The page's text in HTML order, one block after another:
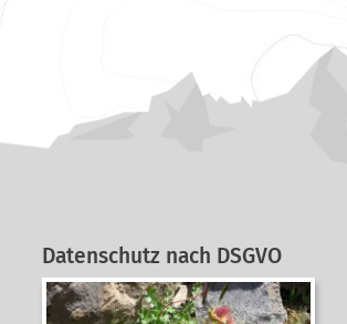
Datenschutz nach DSGVO